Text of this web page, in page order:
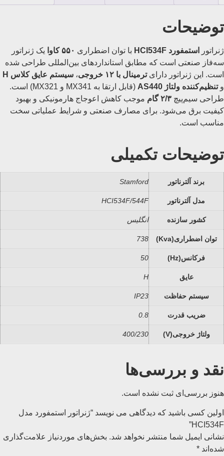
توضیحات
ژنراتور استمفورد HCI534F با توان اضطراری ۵۵۰ کاوا
یک ژنراتور
سه‌فاز صنعتی است که مطابق استانداردهای بین‌المللی طراحی شده
است. این ژنراتور دارایترمینال با ۱۲ خروجی ، سیستم عایق کلاس H
وتنظیم‌کننده ولتاژ AS440
(قابل ارتقا به MX341 و MX321) است.
طراحی سیم‌پیچ ۲/۳ گام
موجب کاهش اعوجاج هارمونیکی و بهبود
کیفیت برق می‌شود. برای مصارف صنعتی و شرایط عملیاتی سخت
مناسب است.
توضیحات تکمیلی
برند آلترناتور Stamford
مدل آلترناتور HCI534F/544F
کشور سازنده انگلیس
توان اضطراری(Kva) 738
فرکانس(Hz) 50
عایق H
سیستم حفاظت IP23
ضریب قدرت 0.8
ولتاژ خروجی(V) 400/230
نقد و بررسی‌ها
هنوز بررسی‌ای ثبت نشده است.
اولین کسی باشید که دیدگاهی می نویسد “ژنراتور استمفورد مدل
HCI534F”
نشانی ایمیل شما منتشر نخواهد شد. بخش‌های موردنیاز علامت‌گذاری
شده‌اند *